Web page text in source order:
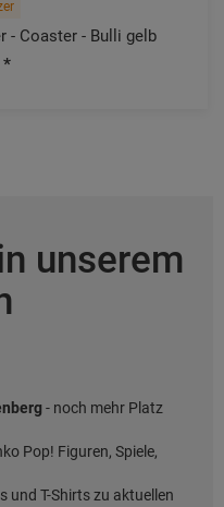
- Coaster - Bulli gelb
*
unserem
- noch mehr Platz
Pop! Figuren, Spiele,
und T-Shirts zu aktuellen